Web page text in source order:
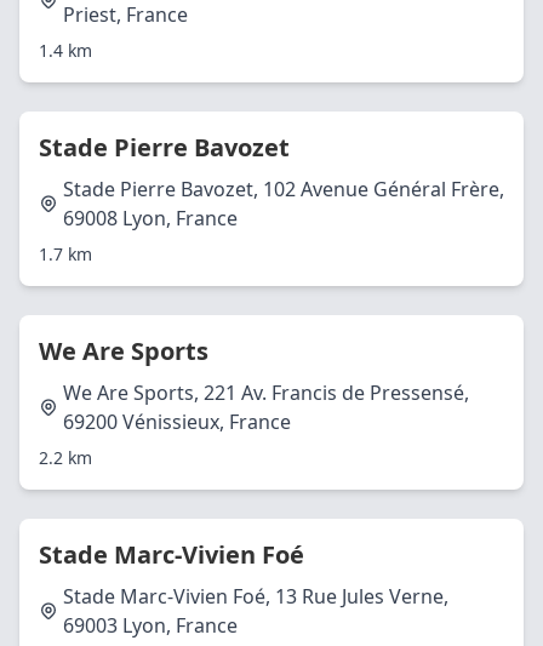
Priest, France
1.4 km
Stade Pierre Bavozet
Stade Pierre Bavozet, 102 Avenue Général Frère,
69008 Lyon, France
1.7 km
We Are Sports
We Are Sports, 221 Av. Francis de Pressensé,
69200 Vénissieux, France
2.2 km
Stade Marc-Vivien Foé
Stade Marc-Vivien Foé, 13 Rue Jules Verne,
69003 Lyon, France